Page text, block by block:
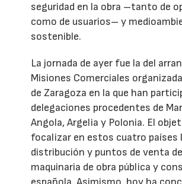
seguridad en la obra –tanto de
como de usuarios– y
sostenible.
La jornada de ayer fue la del
Misiones Comerciales
de Zaragoza en la que han
delegaciones procedentes de
Angola, Argelia y Polonia. El
focalizar en estos cuatro países
distribución y puntos de venta
maquinaria de obra pública y